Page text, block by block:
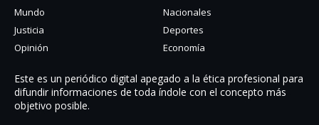
Mundo
Nacionales
Justicia
Deportes
Opinión
Economía
Este es un periódico digital apegado a la ética profesional para
difundir informaciones de toda í­ndole con el concepto más
objetivo posible.